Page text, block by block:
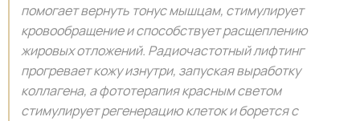
помогает вернуть тонус мышцам, стимулирует
кровообращение и способствует расщеплению
жировых отложений. Радиочастотный лифтинг
прогревает кожу изнутри, запуская выработку
коллагена, а фототерапия красным светом
стимулирует регенерацию клеток и борется с